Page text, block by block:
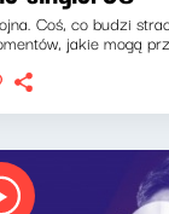
Coś, co budzi
jakie mogą